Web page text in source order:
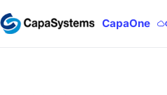
CapaOne